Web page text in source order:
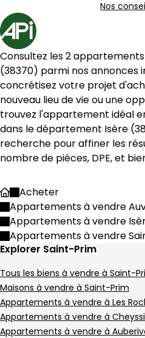
Nos
Accueil
4 Appartements à vendre à
186 m²
Aller à l'image1
Aller à l'image 2
Aller à l'image 3
Aller à l'image 4
Aller à l'image5
450 000 €
Condrieu - 69420
Appartement • 4 pièces • 186
3 chambres 2 Terrasses
,
Terrain 39 m²
107 m²
Aller à l'image1
Aller à l'image 2
Aller à l'image 3
Aller à l'image 4
Aller à l'image5
Consultez les 2
(38370) parmi nos annonces
concrétisez votre projet
nouveau lieu de vie ou une
trouvez l'appartement idéal
dans le département Isère (
recherche pour affiner les
nombre de pièces, DPE, et
AccueilAcheter
Appartements à vendre
Appartements à vendre
Appartements à vendre
Explorer Saint-Prim
Tous les biens à vendre à Saint-
Maisons à vendre à Saint-Prim
Appartements à vendre à Les
Appartements à vendre à
Appartements à vendre à